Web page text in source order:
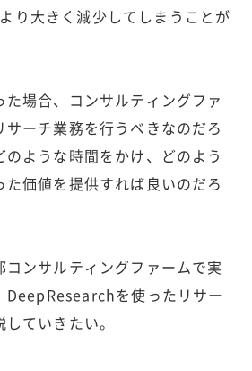
り大きく減少してしまうことが
場合、コンサルティングファ
ーチ業務を行うべきなのだろ
ような時間をかけ、どのよう
価値を提供すれば良いのだろ
ンサルティングファームで実
DeepResearchを使ったリサー
ていきたい。